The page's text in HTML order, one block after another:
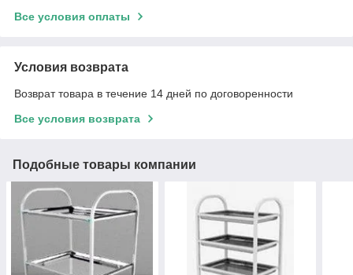
Все условия оплаты
Условия возврата
Возврат товара в течение 14 дней по договоренности
Все условия возврата
Подобные товары компании